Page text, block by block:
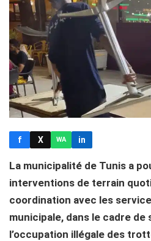
f X WA in
La municipalité de Tunis a
interventions de terrain
coordination avec les
municipale, dans le cadre
l’occupation illégale des